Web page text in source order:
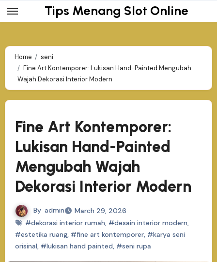
Skip
to
Tips Menang Slot Online
Home
seni
Fine Art Kontemporer: Lukisan Hand-Painted Mengubah
Wajah Dekorasi Interior Modern
Fine Art Kontemporer:
Lukisan Hand-Painted
Mengubah Wajah
Dekorasi Interior Modern
By admin
March 29, 2026
#dekorasi interior rumah, #desain interior modern,
#estetika ruang, #fine art kontemporer, #karya seni
orisinal, #lukisan hand painted, #seni rupa